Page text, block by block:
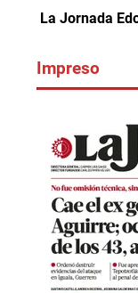
La Jornada
Impreso